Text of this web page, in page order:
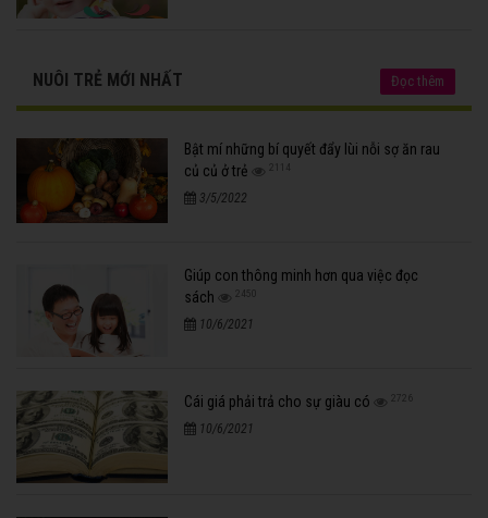
NUÔI TRẺ MỚI NHẤT Đọc thêm
Bật mí những bí quyết đẩy lùi nỗi sợ ăn rau
củ củ ở trẻ
2114
3/5/2022
Giúp con thông minh hơn qua việc đọc
sách
2450
10/6/2021
Cái giá phải trả cho sự giàu có 2726
10/6/2021